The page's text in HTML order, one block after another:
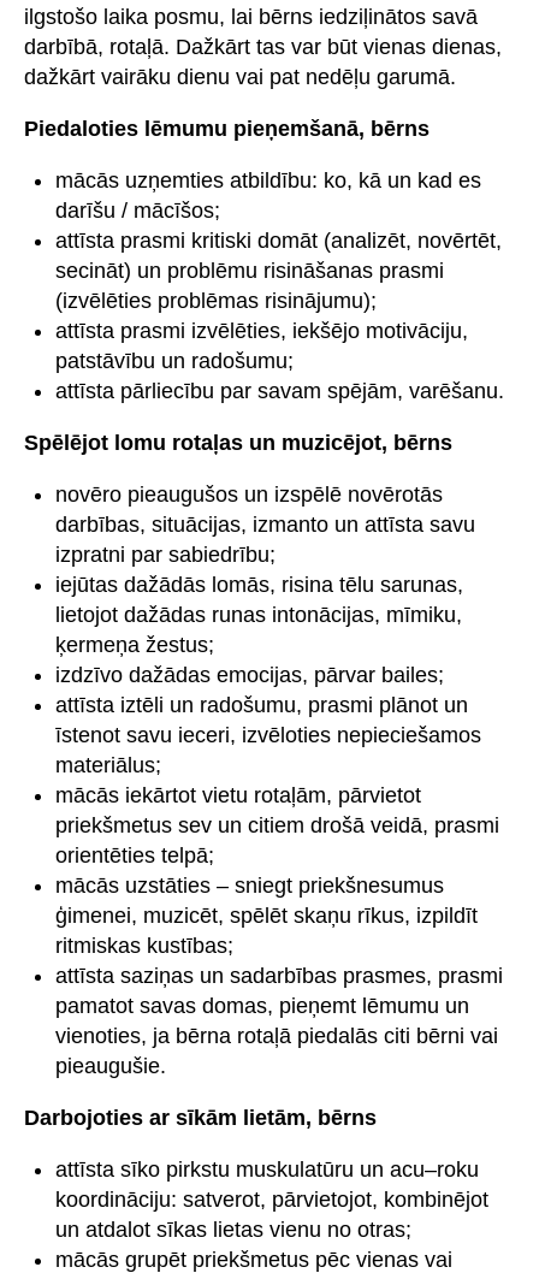
ilgstošo laika posmu, lai bērns iedziļinātos savā
darbībā, rotaļā. Dažkārt tas var būt vienas dienas,
dažkārt vairāku dienu vai pat nedēļu garumā.
Piedaloties lēmumu pieņemšanā, bērns
mācās uzņemties atbildību: ko, kā un kad es
darīšu / mācīšos;
attīsta prasmi kritiski domāt (analizēt, novērtēt,
secināt) un problēmu risināšanas prasmi
(izvēlēties problēmas risinājumu);
attīsta prasmi izvēlēties, iekšējo motivāciju,
patstāvību un radošumu;
attīsta pārliecību par savam spējām, varēšanu.
Spēlējot lomu rotaļas un muzicējot, bērns
novēro pieaugušos un izspēlē novērotās
darbības, situācijas, izmanto un attīsta savu
izpratni par sabiedrību;
iejūtas dažādās lomās, risina tēlu sarunas,
lietojot dažādas runas intonācijas, mīmiku,
ķermeņa žestus;
izdzīvo dažādas emocijas, pārvar bailes;
attīsta iztēli un radošumu, prasmi plānot un
īstenot savu ieceri, izvēloties nepieciešamos
materiālus;
mācās iekārtot vietu rotaļām, pārvietot
priekšmetus sev un citiem drošā veidā, prasmi
orientēties telpā;
mācās uzstāties – sniegt priekšnesumus
ģimenei, muzicēt, spēlēt skaņu rīkus, izpildīt
ritmiskas kustības;
attīsta saziņas un sadarbības prasmes, prasmi
pamatot savas domas, pieņemt lēmumu un
vienoties, ja bērna rotaļā piedalās citi bērni vai
pieaugušie.
Darbojoties ar sīkām lietām, bērns
attīsta sīko pirkstu muskulatūru un acu–roku
koordināciju: satverot, pārvietojot, kombinējot
un atdalot sīkas lietas vienu no otras;
mācās grupēt priekšmetus pēc vienas vai